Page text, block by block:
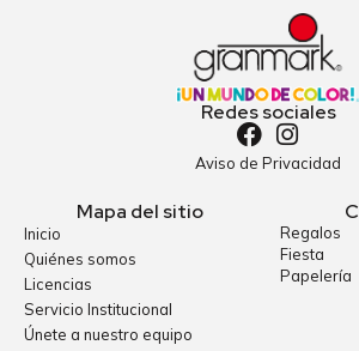
Redes sociales
Aviso de Privacidad
Mapa del sitio
Inicio
Quiénes somos
Licencias
Servicio Institucional
Únete a nuestro equipo
Regalos
Fiesta
Papelería